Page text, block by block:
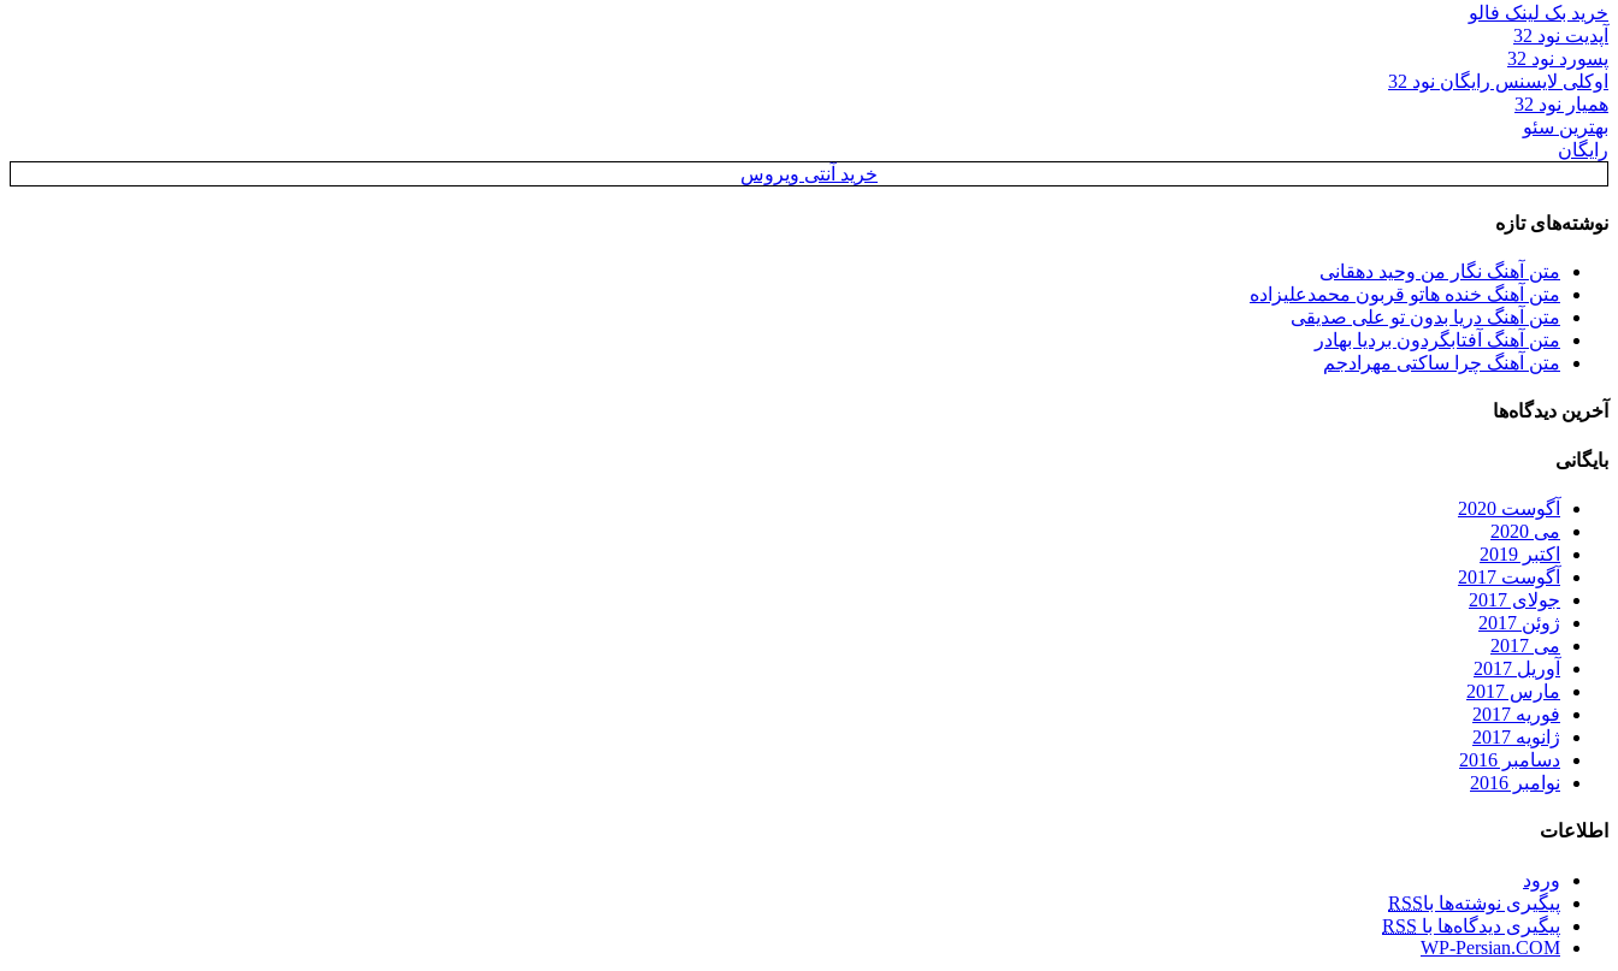
خرید بک لینک فالو
آپدیت نود 32
پسورد نود 32
اوکلی لایسنس رایگان نود 32
همیار نود 32
بهترین سئو
رایگان
خرید آنتی ویروس
نوشته‌های تازه
متن آهنگ نگار من وحید دهقانی
متن آهنگ خنده هاتو قربون محمدعلیزاده
متن آهنگ دریا بدون تو علی صدیقی
متن آهنگ آفتابگردون بردیا بهادر
متن آهنگ چرا ساکتی مهرادجم
آخرین دیدگاه‌ها
بایگانی
آگوست 2020
می 2020
اکتبر 2019
آگوست 2017
جولای 2017
ژوئن 2017
می 2017
آوریل 2017
مارس 2017
فوریه 2017
ژانویه 2017
دسامبر 2016
نوامبر 2016
اطلاعات
ورود
پیگیری نوشته‌ها باRSS
پیگیری دیدگاه‌ها با RSS
WP-Persian.COM